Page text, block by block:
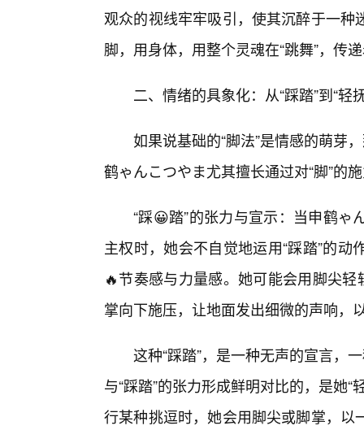
观众的视线牢牢吸引，使其沉醉于一
脚，用身体，用整个灵魂在“跳舞”，传
二、情绪的具象化：从“踩踏”到“轻
如果说基础的“脚法”是情感的萌芽
鹤ゃんこつやま尤其擅长通过对“脚”的
“踩😀踏”的张力与宣示：当申鹤
主权时，她会不自觉地运用“踩踏”的
🔥节奏感与力量感。她可能会用脚尖
掌向下施压，让地面发出细微的声响，
这种“踩踏”，是一种无声的宣言，
与“踩踏”的张力形成鲜明对比的，是她
行某种挑逗时，她会用脚尖或脚掌，